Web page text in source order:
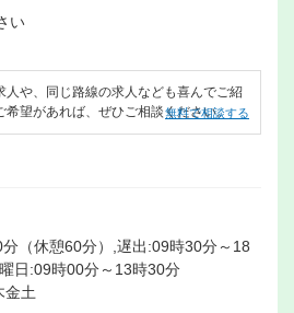
い
人や、同じ路線の求人なども喜んでご紹
希望があれば、ぜひご相談ください。
無料で相談する
（休憩60分）,遅出:09時30分～18
日:09時00分～13時30分
金土